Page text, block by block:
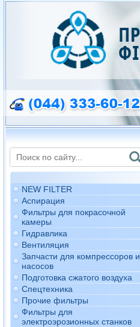
NEW FILTER
Аспирация
Фильтры для покрасочной
камеры
Гидравлика
Вентиляция
Запчасти для компрессоров и
насосов
Подготовка сжатого воздуха
Спецтехника
Прочие фильтры
Фильтры для
электроэрозионных станков